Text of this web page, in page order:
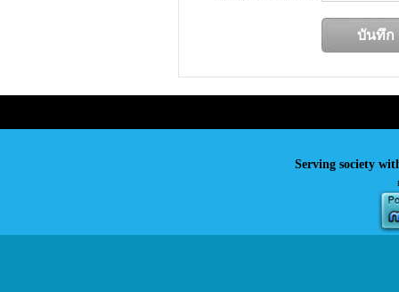
Serving society